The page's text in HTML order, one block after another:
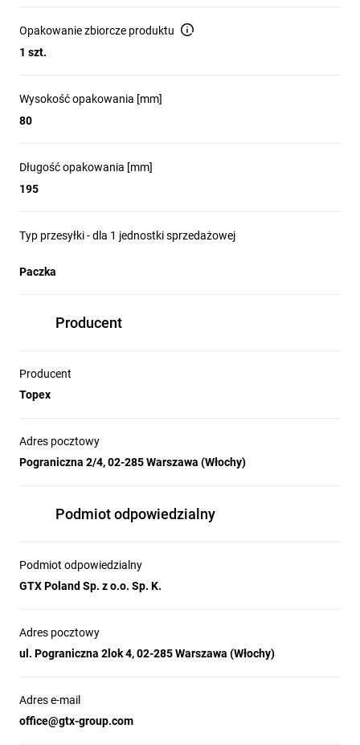
Opakowanie zbiorcze produktu
1 szt.
Wysokość opakowania [mm]
80
Długość opakowania [mm]
195
Typ przesyłki - dla 1 jednostki sprzedażowej
Paczka
Producent
Producent
Topex
Adres pocztowy
Pograniczna 2/4, 02-285 Warszawa (Włochy)
Podmiot odpowiedzialny
Podmiot odpowiedzialny
GTX Poland Sp. z o.o. Sp. K.
Adres pocztowy
ul. Pograniczna 2lok 4, 02-285 Warszawa (Włochy)
Adres e-mail
office@gtx-group.com